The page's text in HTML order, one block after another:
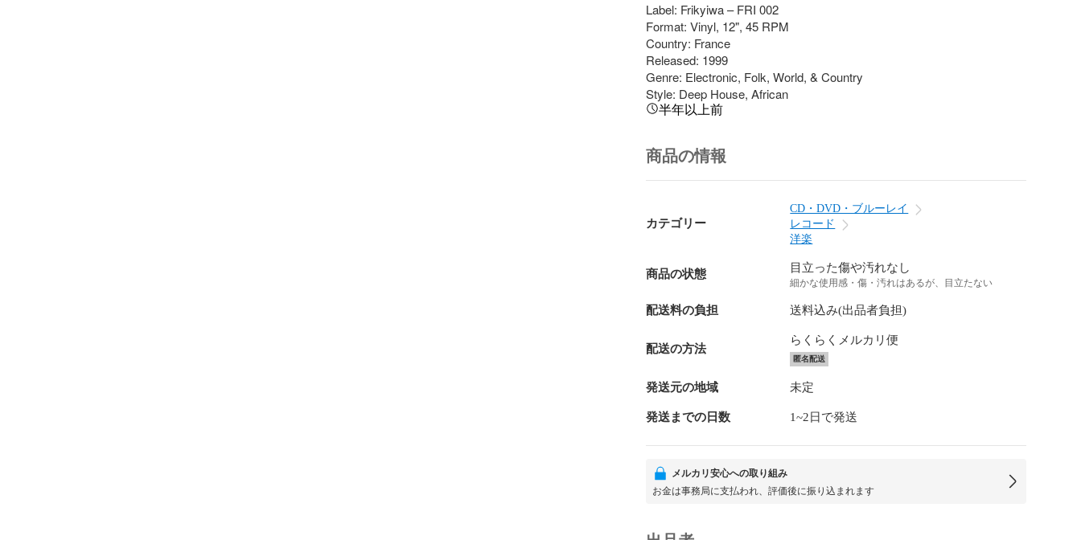
Label: Frikyiwa – FRI 002
Format: Vinyl, 12", 45 RPM
Country: France
Released: 1999
Genre: Electronic, Folk, World, & Country
Style: Deep House, African
半年以上前
商品の情報
カテゴリー
CD・DVD・ブルーレイ
レコード
洋楽
商品の状態 目立った傷や汚れなし
細かな使用感・傷・汚れはあるが、目立たない
配送料の負担 送料込み(出品者負担)
配送の方法
らくらくメルカリ便
匿名配送
発送元の地域 未定
発送までの日数 1~2日で発送
メルカリ安心への取り組み
お金は事務局に支払われ、評価後に振り込まれます